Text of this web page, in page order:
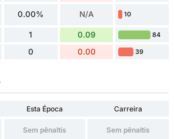
0.00% N/A 10
1 0.09 84
0 0.00 39
Esta Época
Carreira
Sem pênaltis Sem pênaltis